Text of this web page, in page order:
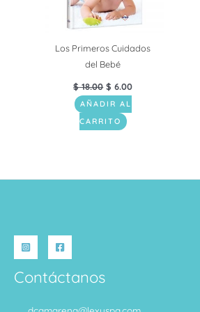
Los Primeros Cuidados
del Bebé
$18.00 $ 6.00
AÑADIR AL
CARRITO
Contáctanos